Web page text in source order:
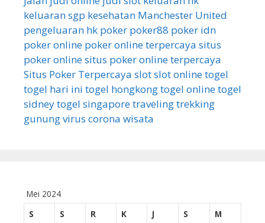
keluaran sgp kesehatan Manchester United
pengeluaran hk poker poker88 poker idn
poker online poker online terpercaya situs
poker onlinesitus poker online terpercaya
Situs Poker Terpercaya slotslot onlinetogel
togel hari ini togel hongkongtogel onlinetogel
sidneytogel singaporetravelingtrekking
gunungvirus corona wisata
Mei 2024
S
S R K J S
M